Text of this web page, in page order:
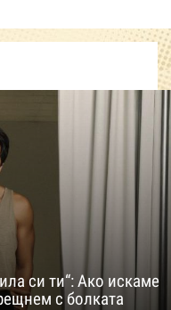
си ти“: Ако искаме
с болката